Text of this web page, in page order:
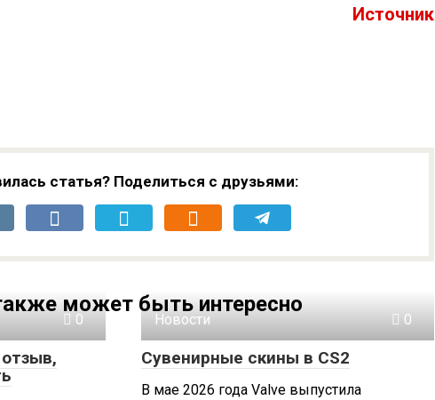
Источник
статья? Поделиться с друзьями:
может быть интересно
0 Новости 0
Сувенирные скины в CS2
В мае 2026 года Valve выпустила